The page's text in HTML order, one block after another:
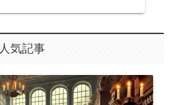
人気記事